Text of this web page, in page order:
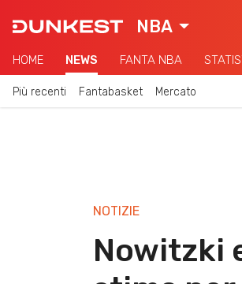
NBA
HOME NEWS FANTA NBA
Più recenti Fantabasket Mercato
NOTIZIE
Nowitzki